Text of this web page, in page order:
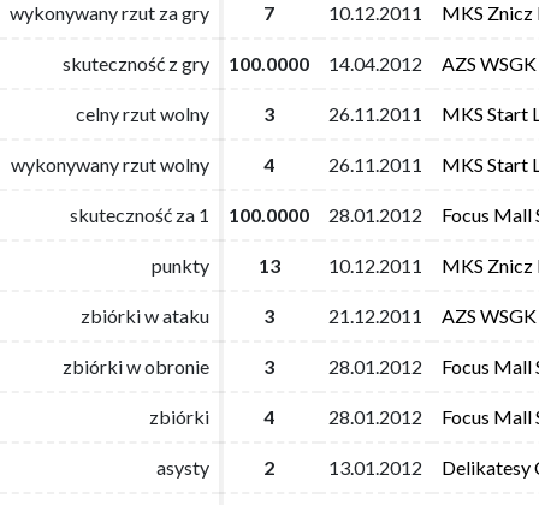
wykonywany rzut za gry 7 10.12.2011 MKS Znicz
skuteczność z gry 100.0000 14.04.2012 AZS
celny rzut wolny 3 26.11.2011 MKS Start
wykonywany rzut wolny 4 26.11.2011 MKS Start
skuteczność za 1 100.0000 28.01.2012 Focus Mall
punkty 13 10.12.2011 MKS Znicz
zbiórki w ataku 3 21.12.2011 AZS
zbiórki w obronie 3 28.01.2012 Focus Mall
zbiórki 4 28.01.2012 Focus Mall
asysty 2 13.01.2012 Delikatesy
wykonywany rzut za gry 7 10.12.2011 MKS Znicz
skuteczność z gry 100.0000 14.04.2012 AZS
celny rzut wolny 3 26.11.2011 MKS Start
wykonywany rzut wolny 4 26.11.2011 MKS Start
skuteczność za 1 100.0000 28.01.2012 Focus Mall
punkty 13 10.12.2011 MKS Znicz
zbiórki w ataku 3 21.12.2011 AZS
zbiórki w obronie 3 28.01.2012 Focus Mall
zbiórki 4 28.01.2012 Focus Mall
asysty 2 13.01.2012 Delikatesy